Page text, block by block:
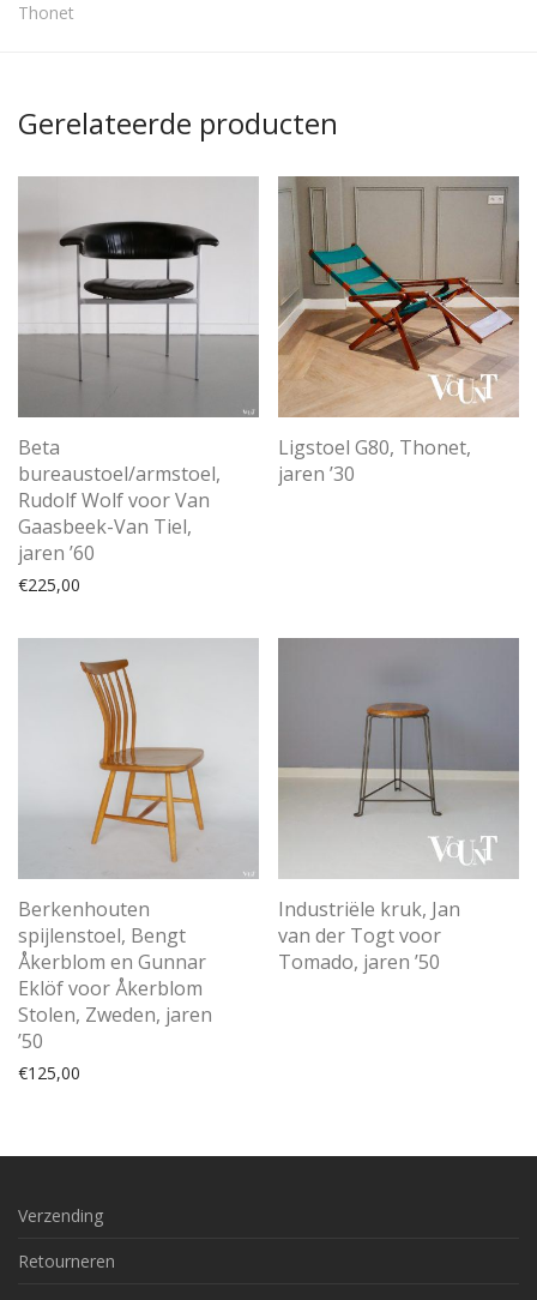
Thonet
Gerelateerde producten
Beta
bureaustoel/armstoel,
Rudolf Wolf voor Van
Gaasbeek-Van Tiel,
jaren ’60
€225,00
Ligstoel G80, Thonet,
jaren ’30
Berkenhouten
spijlenstoel, Bengt
Åkerblom en Gunnar
Eklöf voor Åkerblom
Stolen, Zweden, jaren
’50
€125,00
Industriële kruk, Jan
van der Togt voor
Tomado, jaren ’50
Verzending
Retourneren